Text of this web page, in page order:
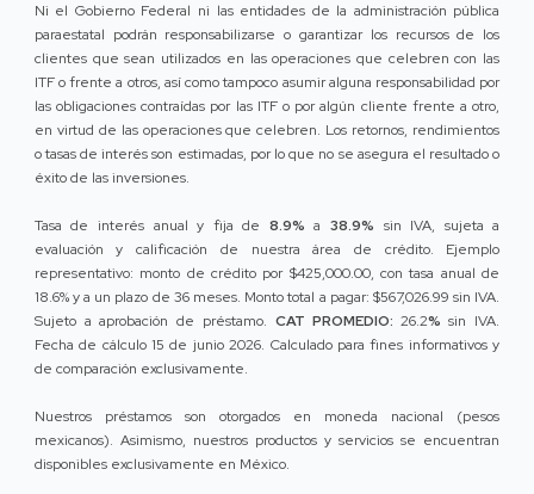
Ni el Gobierno Federal ni las entidades de la administración pública
paraestatal podrán responsabilizarse o garantizar los recursos de los
clientes que sean utilizados en las operaciones que celebren con las
ITF o frente a otros, así como tampoco asumir alguna responsabilidad por
las obligaciones contraídas por las ITF o por algún cliente frente a otro,
en virtud de las operaciones que celebren. Los retornos, rendimientos
o tasas de interés son estimadas, por lo que no se asegura el resultado o
éxito de las inversiones.
Tasa de interés anual y fija de 8.9% a 38.9% sin IVA, sujeta a
evaluación y calificación de nuestra área de crédito. Ejemplo
representativo: monto de crédito por $425,000.00, con tasa anual de
18.6% y a un plazo de 36 meses. Monto total a pagar: $567,026.99 sin IVA.
Sujeto a aprobación de préstamo. CAT PROMEDIO: 26.2% sin IVA.
Fecha de cálculo 15 de junio 2026. Calculado para fines informativos y
de comparación exclusivamente.
Nuestros préstamos son otorgados en moneda nacional (pesos
mexicanos). Asimismo, nuestros productos y servicios se encuentran
disponibles exclusivamente en México.